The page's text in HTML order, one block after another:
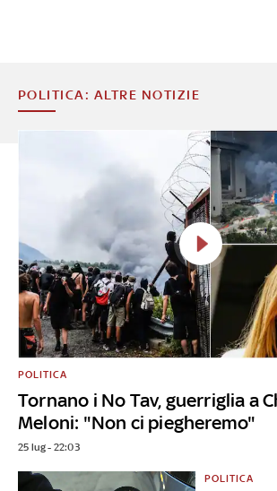
POLITICA: ALTRE NOTIZIE
Tornano i No Tav, guerriglia a
Meloni: "Non ci piegheremo"
POLITICA
25 lug - 22:03
POLITICA